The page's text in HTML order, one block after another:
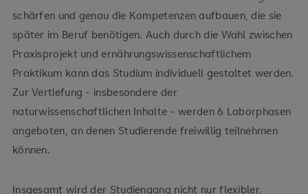
schärfen und genau die Kompetenzen aufbauen, die sie
später im Beruf benötigen. Auch durch die Wahl zwischen
Praxisprojekt und ernährungswissenschaftlichem
Praktikum kann das Studium individuell gestaltet werden.
Zur Vertiefung - insbesondere der
naturwissenschaftlichen Inhalte - werden 6 Laborphasen
angeboten, an denen Studierende freiwillig teilnehmen
können.
Insgesamt wird der Studiengang nicht nur flexibler,